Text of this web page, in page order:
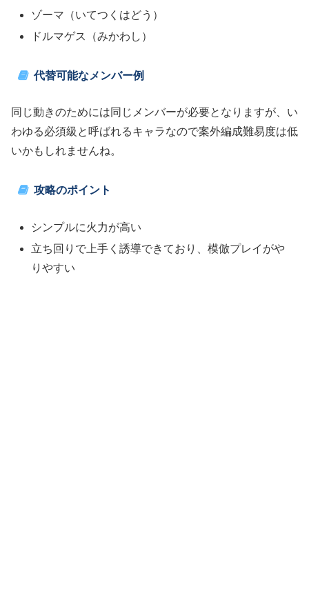
ゾーマ（いてつくはどう）
ドルマゲス（みかわし）
代替可能なメンバー例
同じ動きのためには同じメンバーが必要となりますが、い
わゆる必須級と呼ばれるキャラなので案外編成難易度は低
いかもしれませんね。
攻略のポイント
シンプルに火力が高い
立ち回りで上手く誘導できており、模倣プレイがや
りやすい